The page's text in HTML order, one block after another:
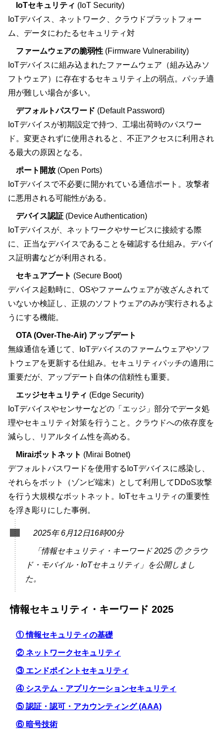
IoTセキュリティ (IoT Security)
IoTデバイス、ネットワーク、クラウドプラットフォー
ム、データにわたるセキュリティ対
ファームウェアの脆弱性 (Firmware Vulnerability)
IoTデバイスに組み込まれたファームウェア（組み込みソ
フトウェア）に存在するセキュリティ上の弱点。パッチ適
用が難しい場合が多い。
デフォルトパスワード (Default Password)
IoTデバイスが初期設定で持つ、工場出荷時のパスワー
ド。変更されずに使用されると、不正アクセスに利用され
る最大の原因となる。
ポート開放 (Open Ports)
IoTデバイスで不必要に開かれている通信ポート。攻撃者
に悪用される可能性がある。
デバイス認証 (Device Authentication)
IoTデバイスが、ネットワークやサービスに接続する際
に、正当なデバイスであることを確認する仕組み。デバイ
ス証明書などが利用される。
セキュアブート (Secure Boot)
デバイス起動時に、OSやファームウェアが改ざんされて
いないか検証し、正規のソフトウェアのみが実行されるよ
うにする機能。
OTA (Over-The-Air) アップデート
無線通信を通じて、IoTデバイスのファームウェアやソフ
トウェアを更新する仕組み。セキュリティパッチの適用に
重要だが、アップデート自体の信頼性も重要。
エッジセキュリティ (Edge Security)
IoTデバイスやセンサーなどの「エッジ」部分でデータ処
理やセキュリティ対策を行うこと。クラウドへの依存度を
減らし、リアルタイム性を高める。
Miraiボットネット (Mirai Botnet)
デフォルトパスワードを使用するIoTデバイスに感染し、
それらをボット（ゾンビ端末）として利用してDDoS攻撃
を行う大規模なボットネット。IoTセキュリティの重要性
を浮き彫りにした事例。
2025年 6月12日16時00分
「情報セキュリティ・キーワード 2025 ⑦ クラウ
ド・モバイル・IoTセキュリティ」を公開しまし
た。
情報セキュリティ・キーワード 2025
① 情報セキュリティの基礎
② ネットワークセキュリティ
③ エンドポイントセキュリティ
④ システム・アプリケーションセキュリティ
⑤ 認証・認可・アカウンティング (AAA)
⑥ 暗号技術